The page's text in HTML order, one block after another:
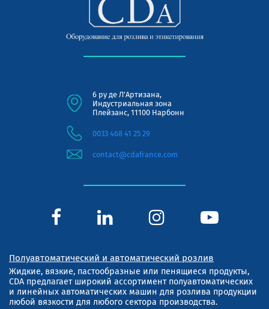
6 ру де Л'Артизана,
Индустриальная зона
Плейзанс, 11100 Нарбонн
0033 468 41 25 29
contact@cdafrance.com
Полуавтоматический и автоматический розлив
Жидкие, вязкие, пастообразные или пенящиеся продукты,
CDA предлагает широкий ассортимент полуавтоматических
и линейных автоматических машин для розлива продукции
любой вязкости для любого сектора производства.